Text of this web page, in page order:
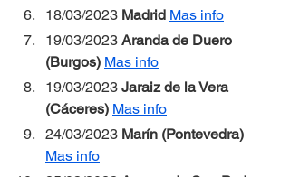
18/03/2023 Madrid Mas info
19/03/2023 Aranda de Duero
(Burgos) Mas info
19/03/2023 Jaraiz de la Vera
(Cáceres) Mas info
24/03/2023 Marín (Pontevedra)
Mas info